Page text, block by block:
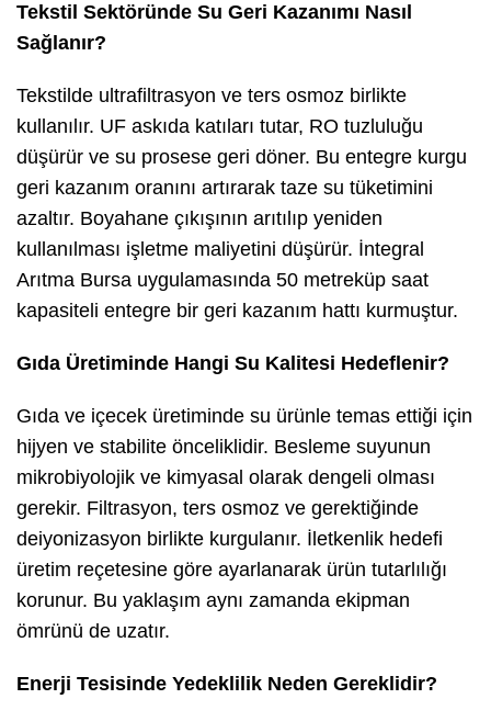
Tekstil Sektöründe Su Geri Kazanımı Nasıl
Sağlanır?
Tekstilde ultrafiltrasyon ve ters osmoz birlikte
kullanılır. UF askıda katıları tutar, RO tuzluluğu
düşürür ve su prosese geri döner. Bu entegre kurgu
geri kazanım oranını artırarak taze su tüketimini
azaltır. Boyahane çıkışının arıtılıp yeniden
kullanılması işletme maliyetini düşürür. İntegral
Arıtma Bursa uygulamasında 50 metreküp saat
kapasiteli entegre bir geri kazanım hattı kurmuştur.
Gıda Üretiminde Hangi Su Kalitesi Hedeflenir?
Gıda ve içecek üretiminde su ürünle temas ettiği için
hijyen ve stabilite önceliklidir. Besleme suyunun
mikrobiyolojik ve kimyasal olarak dengeli olması
gerekir. Filtrasyon, ters osmoz ve gerektiğinde
deiyonizasyon birlikte kurgulanır. İletkenlik hedefi
üretim reçetesine göre ayarlanarak ürün tutarlılığı
korunur. Bu yaklaşım aynı zamanda ekipman
ömrünü de uzatır.
Enerji Tesisinde Yedeklilik Neden Gereklidir?